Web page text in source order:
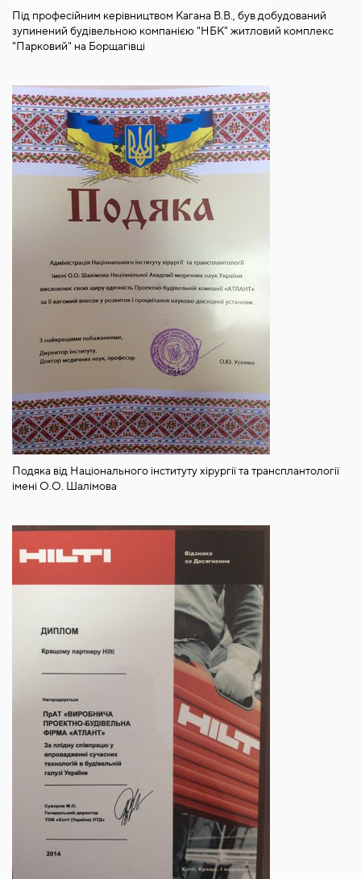
Під професійним керівництвом Кагана В.В., був добудований
зупинений будівельною компанією "НБК" житловий комплекс
"Парковий" на Борщагівці
Подяка від Національного інституту хірургії та трансплантології
імені О.О. Шалімова